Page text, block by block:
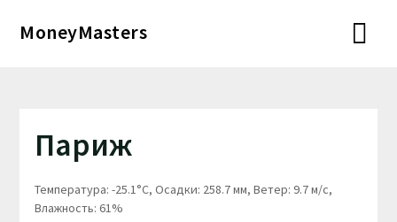
MoneyMasters
Париж
Температура: -25.1°C, Осадки: 258.7 мм, Ветер: 9.7 м/с,
Влажность: 61%